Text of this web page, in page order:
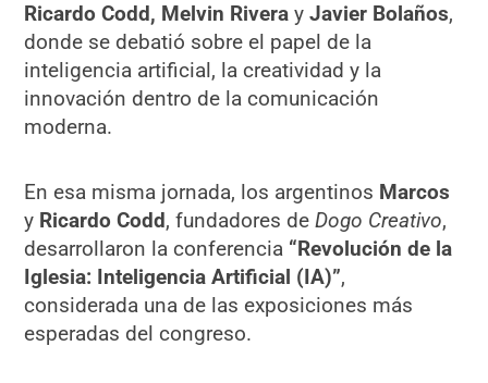
Ricardo Codd, Melvin Rivera yJavier Bolaños,
donde se debatió sobre el papel de la
inteligencia artificial, la creatividad y la
innovación dentro de la comunicación
moderna.
En esa misma jornada, los argentinos Marcos
y Ricardo Codd, fundadores deDogo Creativo,
desarrollaron la conferencia “Revolución de la
Iglesia: Inteligencia Artificial (IA)”,
considerada una de las exposiciones más
esperadas del congreso.